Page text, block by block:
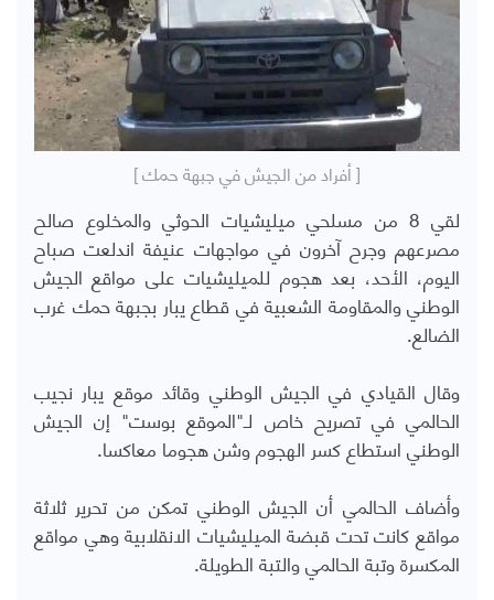
[ أفراد من الجيش في جبهة حمك ]
لقي 8 من مسلحي ميليشيات الحوثي والمخلوع صالح
مصرعهم وجرح آخرون في مواجهات عنيفة اندلعت صباح
اليوم، الأحد، بعد هجوم للميليشيات على مواقع الجيش
الوطني والمقاومة الشعبية في قطاع يبار بجبهة حمك غرب
الضالع.
وقال القيادي في الجيش الوطني وقائد موقع يبار نجيب
الحالمي في تصريح خاص لـ"الموقع بوست" إن الجيش
الوطني استطاع كسر الهجوم وشن هجوما معاكسا.
وأضاف الحالمي أن الجيش الوطني تمكن من تحرير ثلاثة
مواقع كانت تحت قبضة الميليشيات الانقلابية وهي مواقع
المكسرة وتبة الحالمي والتبة الطويلة.